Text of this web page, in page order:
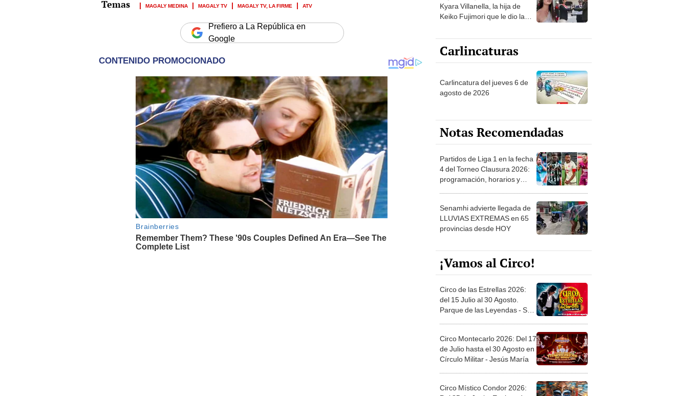
MAGALY MEDINA MAGALY TV MAGALY TV, LA FIRME ATV
Prefiero a La República en
Google
Kyara Villanella, la hija de
Keiko Fujimori que le dio la
Carlincaturas
Carlincatura del jueves 6 de
agosto de 2026
Notas Recomendadas
Partidos de Liga 1 en la fecha
4 del Torneo Clausura 2026:
programación, horarios y
Senamhi advierte llegada de
LLUVIAS EXTREMAS en 65
provincias desde HOY
¡Vamos al Circo!
Circo de las Estrellas 2026:
del 15 Julio al 30 Agosto.
Parque de las Leyendas - San
Circo Montecarlo 2026: Del 17
de Julio hasta el 30 Agosto en
Círculo Militar - Jesús María
Circo Místico Condor 2026: